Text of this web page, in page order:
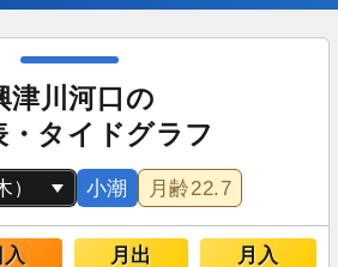
津川河口の
・タイドグラフ
小潮 月齢22.7
入 月出 月入